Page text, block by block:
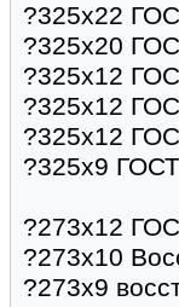
?325х22
?325х20
?325х12
?325х12
?325х12
?325х9
?273х12
?273х10
?273х9